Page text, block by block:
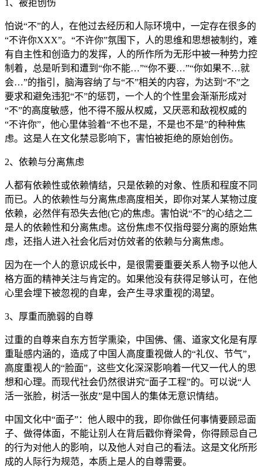
1、被拒创伤
怕说“不”的人，在他过去经历和人际环境中，一定存在很多的
“不许你XXX”。“不许你”氛围下，人的思维和思想被制约，难
有自主性和创造力的发挥，人的所作所为无形中被一种势力控
制着，总是听到和遭到“你不能…”“你不要…”“你如果不…就
会…”的指引，脑海容纳了与“不”相关的内容，为达到“不”之
要求和避免违犯“不”的惩罚，一个人的个性里会渐渐形成对
“不”的高度敏感，他不得不服从权威，又厌恶和敌视权威的
“不许你”，他心里体验着“不也不是，不是也不是”的种种焦
虑。这是人在文化禁忌影响下，害怕被拒绝的原始创伤。
2、依赖与分离焦虑
人都有依赖性或依赖情结，只是依赖的对象、性质和程度不同
而已。人的依赖性与分离焦虑高度相关，即你对某人某物过度
依赖，必然伴有恐失去他(它)的焦虑。害怕说“不”的心结之二
是人的依赖性和分离焦虑。这份焦虑不仅指母婴分离的原始焦
虑，还指人进入社会化后对仿效者的依赖与分离焦虑。
因为在一个人的意识成长中，是很需要重要关系人物予以他人
格方面的精神关注与肯定的。如果他没有获得足够认可，在他
心里会埋下被忽视的自卑，会产生寻求重视的渴望。
3、厚重而脆弱的自尊
过重的自尊来自东方哲学熏染，中国佛、儒、道家文化是有厚
重耻感内涵的，造成了中国人高度重视做人的“礼仪、节气”，
高度重视人的“脸面”，这些文化深深影响着一代又一代人的思
想和心理。而现代社会仍然很讲究“面子工程”的。可以说“人
活一张脸，树活一张皮”是中国人的集体无意识情结。
中国文化中“面子”：他人眼中的我，即你做任何事情要顾忌面
子、做得体面，不能让别人在背后戳你脊梁骨，你得顾忌自己
的行为对他人的影响，以及他人对自己的看法。这是文化所形
成的人际行为规范，本质上是人的自尊需要。